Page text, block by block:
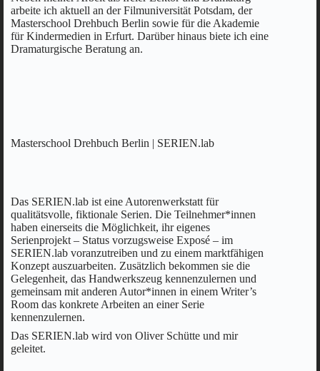
arbeite ich aktuell an der Filmuniversität Potsdam, der
Masterschool Drehbuch Berlin sowie für die Akademie
für Kindermedien in Erfurt. Darüber hinaus biete ich eine
Dramaturgische Beratung an.
Masterschool Drehbuch Berlin | SERIEN.lab
Das SERIEN.lab ist eine Autorenwerkstatt für
qualitätsvolle, fiktionale Serien. Die Teilnehmer*innen
haben einerseits die Möglichkeit, ihr eigenes
Serienprojekt – Status vorzugsweise Exposé – im
SERIEN.lab voranzutreiben und zu einem marktfähigen
Konzept auszuarbeiten. Zusätzlich bekommen sie die
Gelegenheit, das Handwerkszeug kennenzulernen und
gemeinsam mit anderen Autor*innen in einem Writer’s
Room das konkrete Arbeiten an einer Serie
kennenzulernen.
Das SERIEN.lab wird von Oliver Schütte und mir
geleitet.